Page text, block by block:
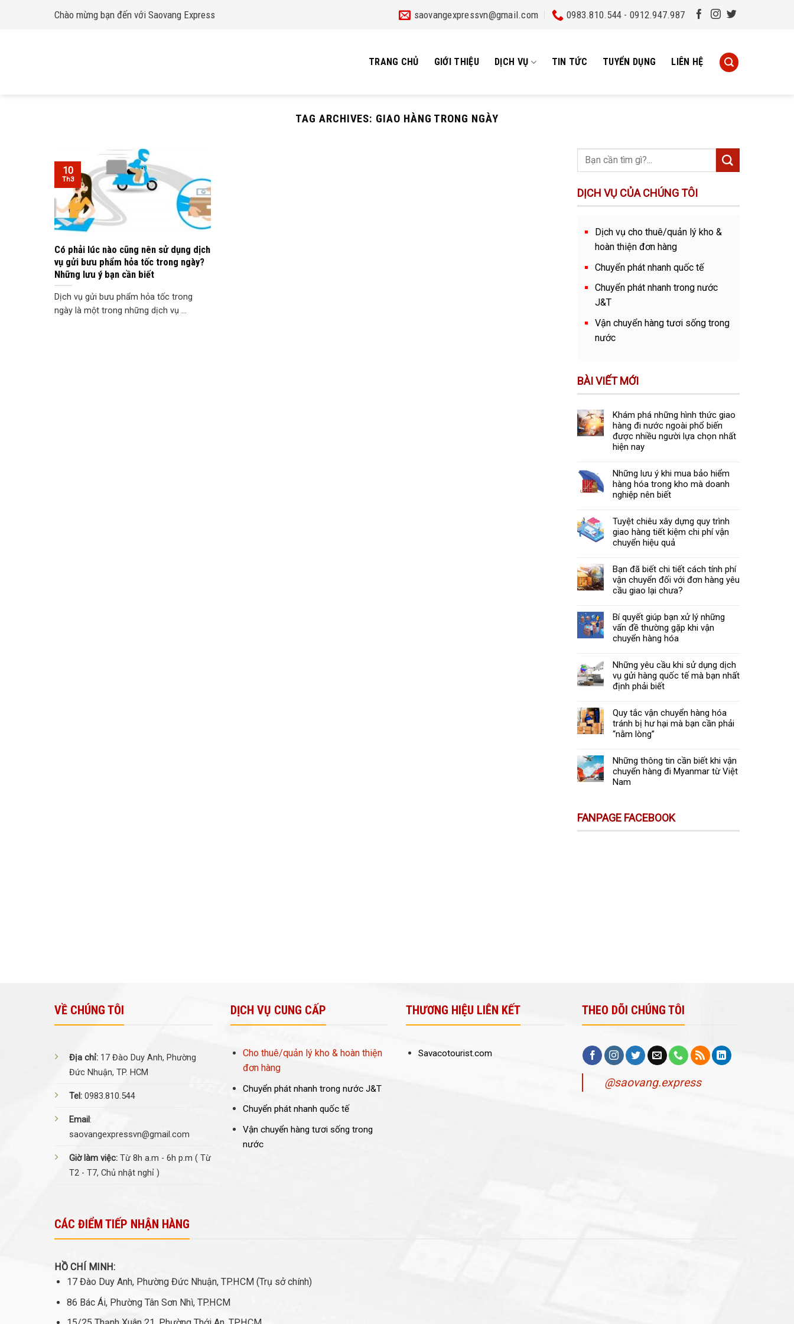
Chào mừng bạn đến với Saovang Express saovangexpressvn@gmail.com 0983.810.544 - 0912.947.987
TRANG CHỦ GIỚI THIỆU DỊCH VỤ TIN TỨC TUYỂN DỤNG LIÊN HỆ
TAG ARCHIVES: GIAO HÀNG TRONG NGÀY
Có phải lúc nào cũng nên sử dụng dịch
vụ gửi bưu phẩm hỏa tốc trong ngày?
Những lưu ý bạn cần biết
Dịch vụ gửi bưu phẩm hỏa tốc trong
ngày là một trong những dịch vụ ...
10
Th3
DỊCH VỤ CỦA CHÚNG TÔI
Dịch vụ cho thuê/quản lý kho &
hoàn thiện đơn hàng
Chuyển phát nhanh quốc tế
Chuyển phát nhanh trong nước
J&T
Vận chuyển hàng tươi sống trong
nước
BÀI VIẾT MỚI
Khám phá những hình thức giao
hàng đi nước ngoài phổ biến
được nhiều người lựa chọn nhất
hiện nay
Những lưu ý khi mua bảo hiểm
hàng hóa trong kho mà doanh
nghiệp nên biết
Tuyệt chiêu xây dựng quy trình
giao hàng tiết kiệm chi phí vận
chuyển hiệu quả
Bạn đã biết chi tiết cách tính phí
vận chuyển đối với đơn hàng yêu
cầu giao lại chưa?
Bí quyết giúp bạn xử lý những
vấn đề thường gặp khi vận
chuyển hàng hóa
Những yêu cầu khi sử dụng dịch
vụ gửi hàng quốc tế mà bạn nhất
định phải biết
Quy tắc vận chuyển hàng hóa
tránh bị hư hại mà bạn cần phải
“nằm lòng”
Những thông tin cần biết khi vận
chuyển hàng đi Myanmar từ Việt
Nam
FANPAGE FACEBOOK
VỀ CHÚNG TÔI
Địa chỉ: 17 Đào Duy Anh, Phường
Đức Nhuận, TP. HCM
Tel: 0983.810.544
Email:
saovangexpressvn@gmail.com
Giờ làm việc: Từ 8h a.m - 6h p.m ( Từ
T2 - T7, Chủ nhật nghỉ )
DỊCH VỤ CUNG CẤP
Cho thuê/quản lý kho & hoàn thiện
đơn hàng
Chuyển phát nhanh trong nước J&T
Chuyển phát nhanh quốc tế
Vận chuyển hàng tươi sống trong
nước
THƯƠNG HIỆU LIÊN KẾT
Savacotourist.com
THEO DÕI CHÚNG TÔI
@saovang.express
CÁC ĐIỂM TIẾP NHẬN HÀNG
HỒ CHÍ MINH:
17 Đào Duy Anh, Phường Đức Nhuận, TP.HCM (Trụ sở chính)
86 Bác Ái, Phường Tân Sơn Nhì, TP.HCM